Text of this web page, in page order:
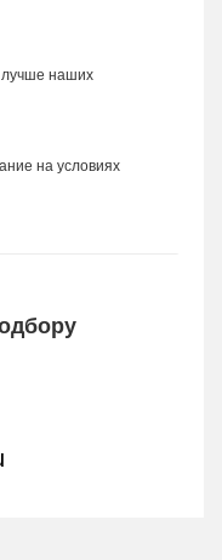
лучше наших
на условиях